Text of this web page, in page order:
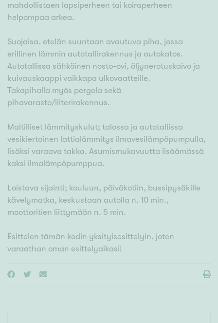
mahdollistaen lapsiperheen tai koiraperheen
helpompaa arkea.
Suojaisa, etelän suuntaan avautuva piha, jossa
erillinen lämmin autotallirakennus ja autokatos.
Autotallissa sähköinen nosto-ovi, öljynerotuskaivo ja
kuivauskaappi vaikkapa ulkovaatteille.
Takapihalla myös pergola sekä
pihavarasto/liiterirakennus.
Maltilliset lämmityskulut; talossa ja autotallissa
vesikiertoinen lattialämmitys ilmavesilämpöpumpulla,
lisäksi varaava takka. Asumismukavuutta lisäämässä
kaksi ilmalämpöpumppua.
Loistava sijainti; kouluun, päiväkotiin, bussipysäkille
kävelymatka, keskustaan autolla n. 10 min.,
moottoritien liittymään n. 5 min.
Esittelen tämän kodin yksityisesittelyin, joten
varaathan oman esittelyaikasi!